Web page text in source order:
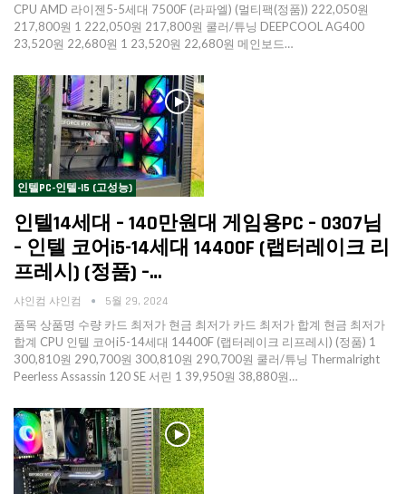
CPU AMD 라이젠5-5세대 7500F (라파엘) (멀티팩(정품)) 222,050원
217,800원 1 222,050원 217,800원 쿨러/튜닝 DEEPCOOL AG400
23,520원 22,680원 1 23,520원 22,680원 메인보드…
인텔PC-인텔-I5 (고성능)
인텔14세대 – 140만원대 게임용PC – 0307님
– 인텔 코어i5-14세대 14400F (랩터레이크 리
프레시) (정품) –…
샤인컴 샤인컴 5월 29, 2024
품목 상품명 수량 카드 최저가 현금 최저가 카드 최저가 합계 현금 최저가
합계 CPU 인텔 코어i5-14세대 14400F (랩터레이크 리프레시) (정품) 1
300,810원 290,700원 300,810원 290,700원 쿨러/튜닝 Thermalright
Peerless Assassin 120 SE 서린 1 39,950원 38,880원…